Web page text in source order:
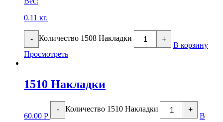
0.11 кг.
- Количество 1508 Накладки +
В корзину
Просмотреть
1510 Накладки
60.00 Р
- Количество 1510 Накладки +
В